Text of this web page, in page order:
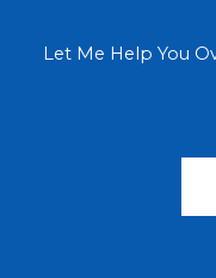
Let Me Help You